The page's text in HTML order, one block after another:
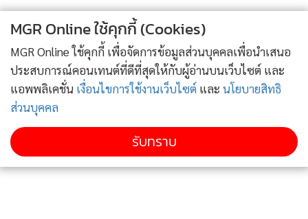
MGR Online ใช้คุกกี้ (Cookies)
MGR Online ใช้คุกกี้ เพื่อจัดการข้อมูลส่วนบุคคลเพื่อนำเสนอ
ประสบการณ์คอนเทนต์ที่ดีที่สุดให้กับผู้อ่านบนเว็บไซต์ และ
แอพพลิเคชั่น เงื่อนไขการใช้งานเว็บไซต์ และ นโยบายสิทธิ
ส่วนบุคคล
รับทราบ